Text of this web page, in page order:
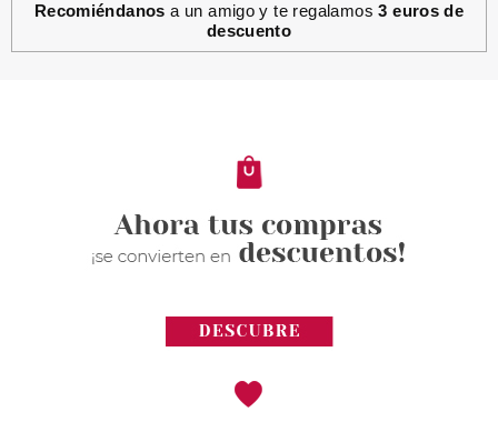
EUGENE PERMA
1.55€
Recomiéndanos a un amigo y te regalamos3 euros de
descuento